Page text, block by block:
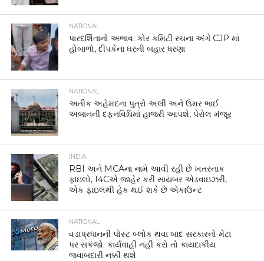
NATIONAL
પારદર્શિતાનો અભાવ: કોર કમિટી રચના અંગે CJP માં
હોબાળો, દીપકેના ઘરની બહાર ધરણા
NATIONAL
અતીક અહેમદના પુત્રો અલી અને ઉમર ભાઈ
અબાનની દફનવિધિમાં હાજરી આપશે, પેરોલ મંજૂર
INDIA
RBI અને MCAના નામે આવી રહી છે ખતરનાક
ફાઇલો, I4Cએ જાહેર કરી સાયબર એડવાઇઝરી,
એક ફાઇલથી હેક થઈ શકે છે એકાઉન્ટ
NATIONAL
વડાપ્રધાનની પોસ્ટ બ્લોક થવા બાદ સરકારનો મેટા
પર સકંજો: કાર્યવાહી નહીં કરો તો કાયદાકીય
જવાબદારી નક્કી થશે